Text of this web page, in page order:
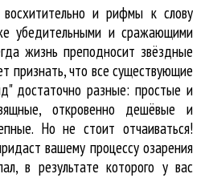
и рифмы к слову
убедительными и сражающими
жизнь преподносит звёздные
признать, что все существующие
достаточно разные: простые и
откровенно дешёвые и
Но не стоит отчаиваться!
вашему процессу озарения
в результате которого у вас